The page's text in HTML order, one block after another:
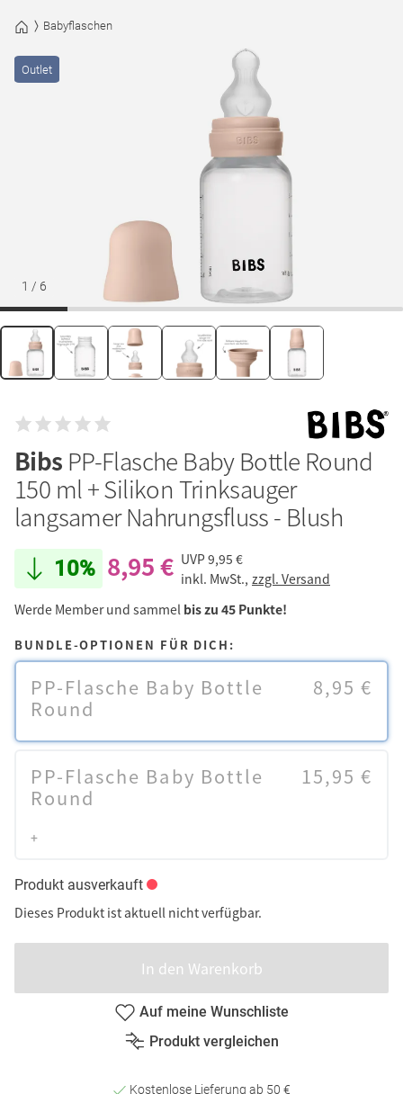
Babyflaschen
1 / 6
Outlet
Bibs PP-Flasche Baby Bottle Round
150 ml + Silikon Trinksauger
langsamer Nahrungsfluss - Blush
10% 8,95 € UVP9,95 €
inkl. MwSt., zzgl. Versand
Werde Member und sammel bis zu 45 Punkte!
BUNDLE-OPTIONEN FÜR DICH:
PP-Flasche Baby Bottle
Round
8,95 €
PP-Flasche Baby Bottle
Round
+
15,95 €
Produkt ausverkauft
Dieses Produkt ist aktuell nicht verfügbar.
In den Warenkorb
Auf meine Wunschliste
Produkt vergleichen
Kostenlose Lieferung ab 50 €